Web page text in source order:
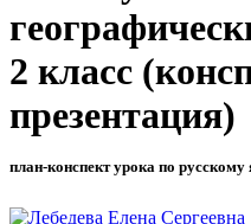
2 класс
презентация)
план-конспект урока по